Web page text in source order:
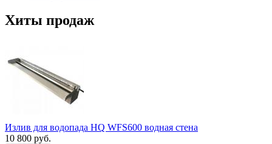
Хиты продаж
Излив для водопада HQ WFS600 водная стена
10 800 руб.